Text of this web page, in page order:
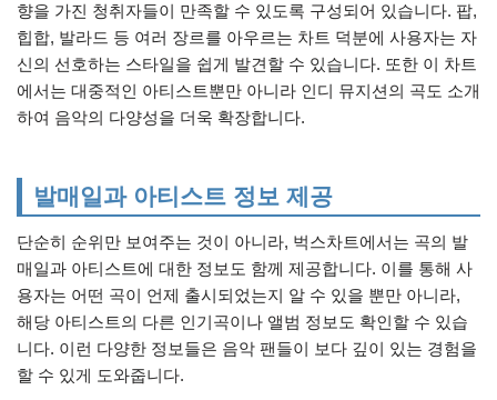
향을 가진 청취자들이 만족할 수 있도록 구성되어 있습니다. 팝,
힙합, 발라드 등 여러 장르를 아우르는 차트 덕분에 사용자는 자
신의 선호하는 스타일을 쉽게 발견할 수 있습니다. 또한 이 차트
에서는 대중적인 아티스트뿐만 아니라 인디 뮤지션의 곡도 소개
하여 음악의 다양성을 더욱 확장합니다.
발매일과 아티스트 정보 제공
단순히 순위만 보여주는 것이 아니라, 벅스차트에서는 곡의 발
매일과 아티스트에 대한 정보도 함께 제공합니다. 이를 통해 사
용자는 어떤 곡이 언제 출시되었는지 알 수 있을 뿐만 아니라,
해당 아티스트의 다른 인기곡이나 앨범 정보도 확인할 수 있습
니다. 이런 다양한 정보들은 음악 팬들이 보다 깊이 있는 경험을
할 수 있게 도와줍니다.